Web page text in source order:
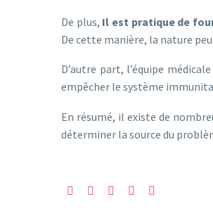
De plus, Il est pratique de
De cette manière, la nature
D’autre part, l’équipe
empêcher le système
En résumé, il existe de
déterminer la source du